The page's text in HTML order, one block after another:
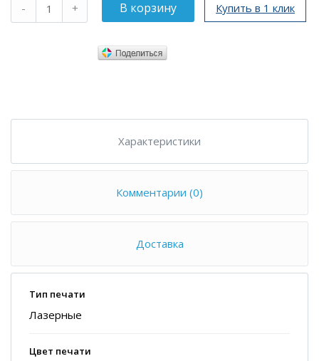
Купить в 1 клик
Характеристики
Комментарии (0)
Доставка
Тип печати
Лазерные
Цвет печати